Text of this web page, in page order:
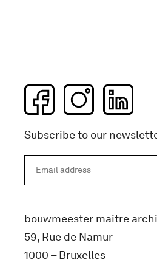
Subscribe to our
bouwmeester maitre
59, Rue de Namur
1000 – Bruxelles